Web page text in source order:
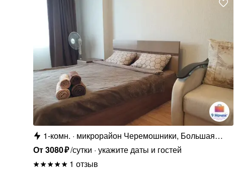
1-комн.
микрорайон Черемошники, Большая
Подгорная улица, 87
От3080₽/сутки укажите даты и гостей
1 отзыв